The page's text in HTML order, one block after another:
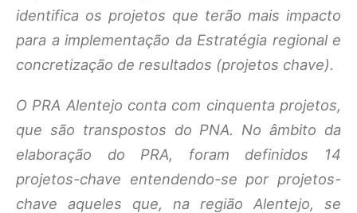
identifica os projetos que terão mais impacto
para a implementação da Estratégia regional e
concretização de resultados (projetos chave).
O PRA Alentejo conta com cinquenta projetos,
que são transpostos do PNA. No âmbito da
elaboração do PRA, foram definidos 14
projetos-chave entendendo-se por projetos-
chave aqueles que, na região Alentejo, se